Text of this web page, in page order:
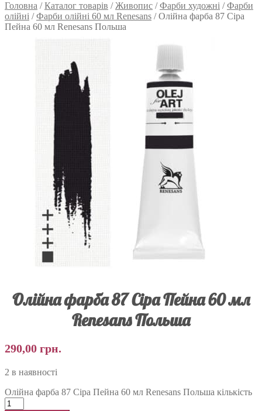
Головна /Каталог товарів /Живопис /Фарби художні /Фарби
олійні /Фарби олійні 60 мл Renesans /Олійна фарба 87 Сіра
Пейна 60 мл Renesans Польша
Олійна фарба 87 Сіра Пейна 60 мл
Renesans Польша
290,00 грн.
2 в наявності
Олійна фарба 87 Сіра Пейна 60 мл Renesans Польша кількість